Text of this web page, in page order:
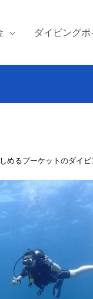
ダイビングポ
めるプーケットのダイ